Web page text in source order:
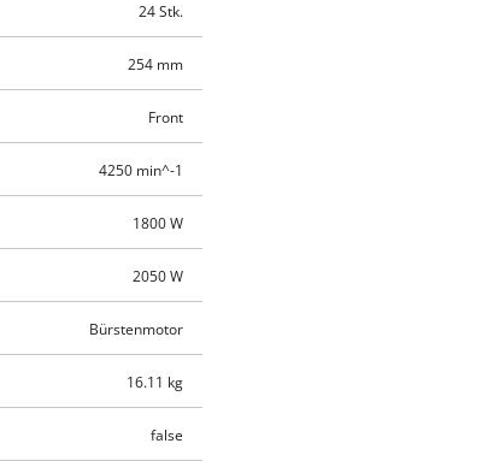
24 Stk.
254 mm
Front
4250 min^-1
1800 W
2050 W
Bürstenmotor
16.11 kg
false